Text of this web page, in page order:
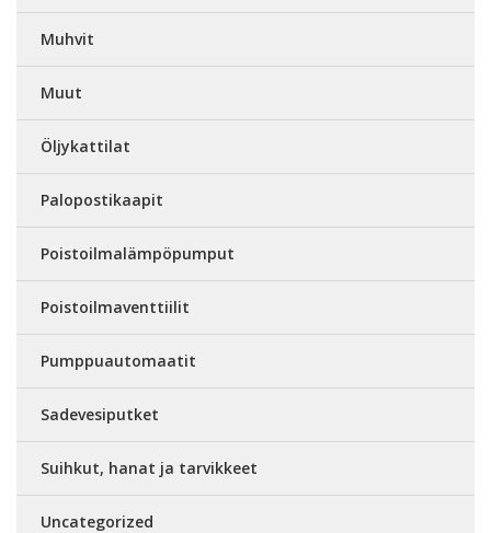
Muhvit
Muut
Öljykattilat
Palopostikaapit
Poistoilmalämpöpumput
Poistoilmaventtiilit
Pumppuautomaatit
Sadevesiputket
Suihkut, hanat ja tarvikkeet
Uncategorized